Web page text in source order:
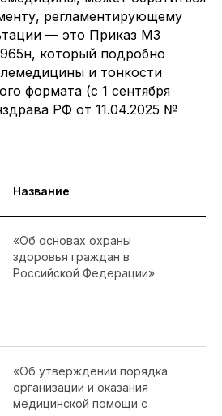
регламентирующему
— это Приказ МЗ
который подробно
и тонкости
формата (c 1 сентября
РФ от 11.04.2025 №
Название
«Об основах охраны
здоровья граждан в
Российской Федерации»
«Об утверждении порядка
организации и оказания
медицинской помощи с